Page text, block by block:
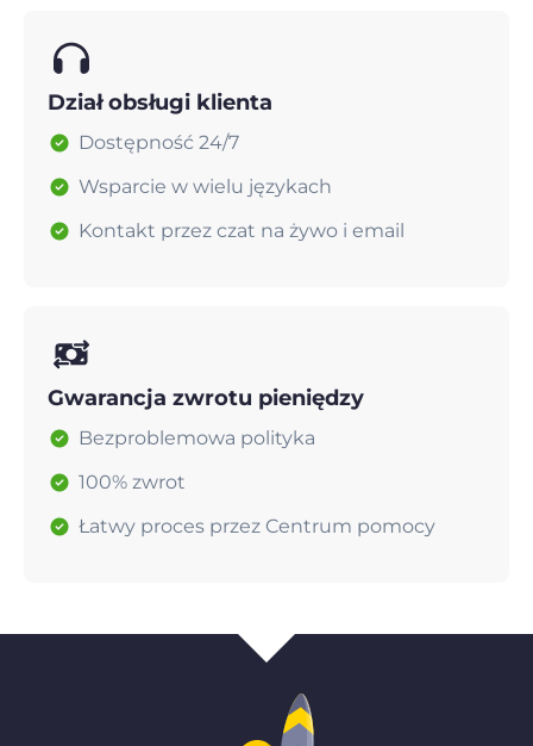
Dział obsługi klienta
Dostępność 24/7
Wsparcie w wielu językach
Kontakt przez czat na żywo i email
Gwarancja zwrotu pieniędzy
Bezproblemowa polityka
100% zwrot
Łatwy proces przez Centrum pomocy